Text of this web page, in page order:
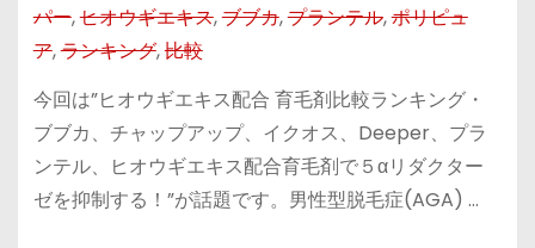
パー,ヒオウギエキス,ブブカ,プランテル,ポリピュ
ア,ランキング,比較
今回は”ヒオウギエキス配合 育毛剤比較ランキング・
ブブカ、チャップアップ、イクオス、Deeper、プラ
ンテル、ヒオウギエキス配合育毛剤で５αリダクター
ゼを抑制する！”が話題です。男性型脱毛症(AGA) …